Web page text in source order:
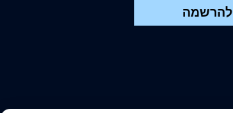
להרשמה